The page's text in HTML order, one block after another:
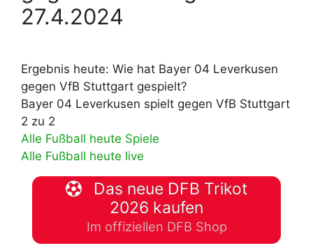
27.4.2024
Ergebnis heute: Wie hat Bayer 04 Leverkusen
gegen VfB Stuttgart gespielt?
Bayer 04 Leverkusen spielt gegen VfB Stuttgart
2 zu 2
Alle Fußball heute Spiele
Alle Fußball heute live
Das neue DFB Trikot
2026 kaufen
Im offiziellen DFB Shop